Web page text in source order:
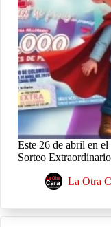
Este 26 de abril en
Sorteo
La Otra